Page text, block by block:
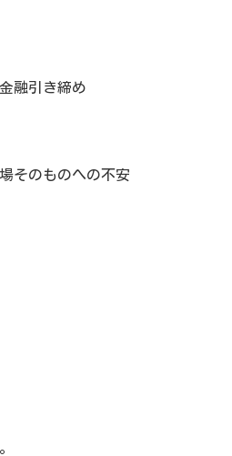
融引き締め
そのものへの不安